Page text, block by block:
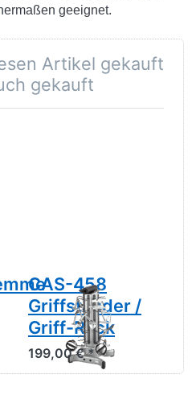
geeignet.
Artikel gekauft
gekauft
CAS-458
Griffständer /
Griff-Rack
199,00 € *